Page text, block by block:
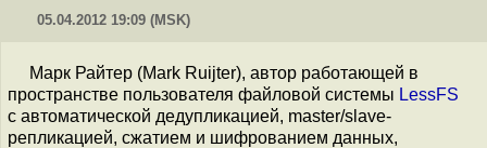
05.04.2012 19:09 (MSK)
Марк Райтер (Mark Ruijter), автор работающей в
пространстве пользователя файловой системы LessFS
с автоматической дедупликацией, master/slave-
репликацией, сжатием и шифрованием данных,